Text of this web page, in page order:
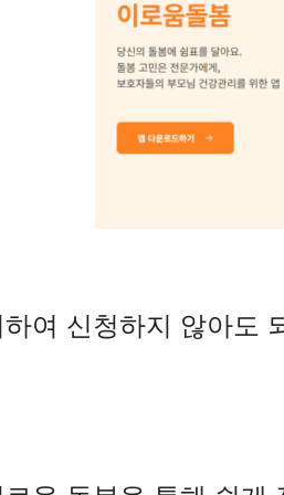
여 신청하지 않아도